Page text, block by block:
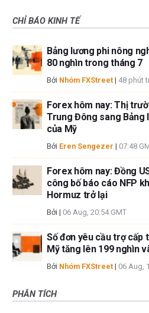
CHỈ BÁO KINH TẾ
Bảng lương phi nông
80 nghìn trong tháng 7
Bởi Nhóm FXStreet | 48 phút
Forex hôm nay: Thị
Trung Đông sang Bảng
của Mỹ
Bởi Eren Sengezer | 07:48
Forex hôm nay: Đồng
công bố báo cáo NFP
Hormuz trở lại
Bởi | 06 Aug, 20:54 GMT
Số đơn yêu cầu trợ cấp
Mỹ tăng lên 199 nghìn
Bởi Nhóm FXStreet | 06 Aug,
PHÂN TÍCH